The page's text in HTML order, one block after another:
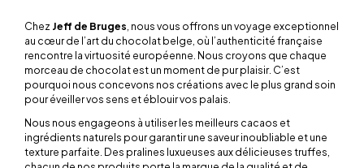
Chez Jeff de Bruges , nous vous offrons un voyage exceptionnel
au cœur de l’art du chocolat belge, où l’authenticité française
rencontre la virtuosité européenne. Nous croyons que chaque
morceau de chocolat est un moment de pur plaisir. C’est
pourquoi nous concevons nos créations avec le plus grand soin
pour éveiller vos sens et éblouir vos palais.
Nous nous engageons à utiliser les meilleurs cacaos et
ingrédients naturels pour garantir une saveur inoubliable et une
texture parfaite. Des pralines luxueuses aux délicieuses truffes,